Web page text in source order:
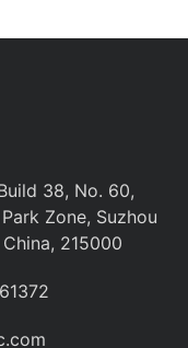
38, No. 60,
Zone, Suzhou
215000